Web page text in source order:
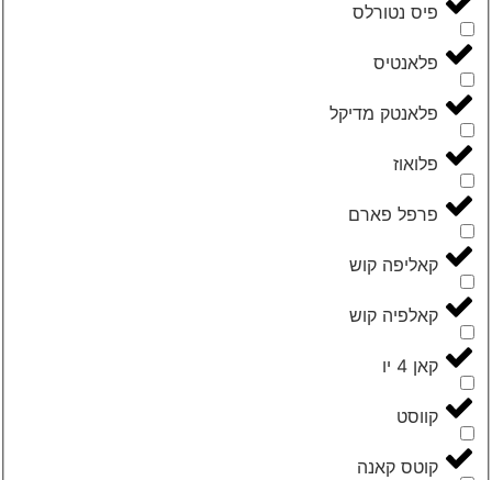
‮פיס נטורלס‬
‮פלאנטיס‬
‮פלאנטק מדיקל‬
‮פלואוז‬
‮פרפל פארם‬
‮קאליפה קוש‬
‮קאלפיה קוש‬
‮קאן 4 יו‬
‮קווסט‬
‮קוטס קאנה‬